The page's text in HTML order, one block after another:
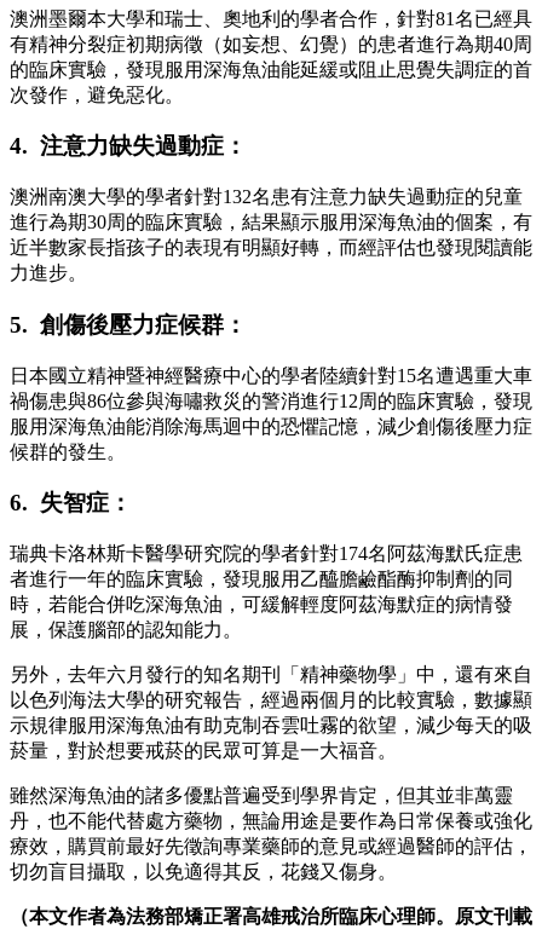
澳洲墨爾本大學和瑞士、奧地利的學者合作，針對81名已經具
有精神分裂症初期病徵（如妄想、幻覺）的患者進行為期40周
的臨床實驗，發現服用深海魚油能延緩或阻止思覺失調症的首
次發作，避免惡化。
4. 注意力缺失過動症：
澳洲南澳大學的學者針對132名患有注意力缺失過動症的兒童
進行為期30周的臨床實驗，結果顯示服用深海魚油的個案，有
近半數家長指孩子的表現有明顯好轉，而經評估也發現閱讀能
力進步。
5. 創傷後壓力症候群：
日本國立精神暨神經醫療中心的學者陸續針對15名遭遇重大車
禍傷患與86位參與海嘯救災的警消進行12周的臨床實驗，發現
服用深海魚油能消除海馬迴中的恐懼記憶，減少創傷後壓力症
候群的發生。
6. 失智症：
瑞典卡洛林斯卡醫學研究院的學者針對174名阿茲海默氏症患
者進行一年的臨床實驗，發現服用乙醯膽鹼酯酶抑制劑的同
時，若能合併吃深海魚油，可緩解輕度阿茲海默症的病情發
展，保護腦部的認知能力。
另外，去年六月發行的知名期刊「精神藥物學」中，還有來自
以色列海法大學的研究報告，經過兩個月的比較實驗，數據顯
示規律服用深海魚油有助克制吞雲吐霧的欲望，減少每天的吸
菸量，對於想要戒菸的民眾可算是一大福音。
雖然深海魚油的諸多優點普遍受到學界肯定，但其並非萬靈
丹，也不能代替處方藥物，無論用途是要作為日常保養或強化
療效，購買前最好先徵詢專業藥師的意見或經過醫師的評估，
切勿盲目攝取，以免適得其反，花錢又傷身。
（本文作者為法務部矯正署高雄戒治所臨床心理師。原文刊載